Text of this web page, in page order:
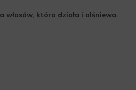
która działa i olśniewa.